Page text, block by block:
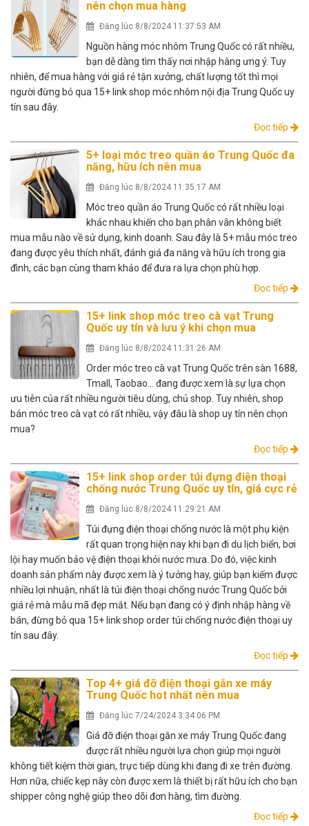
nên chọn mua hàng
Đăng lúc 8/8/2024 11:37:53 AM
Nguồn hàng móc nhôm Trung Quốc có rất nhiều,
bạn dễ dàng tìm thấy nơi nhập hàng ưng ý. Tuy
nhiên, để mua hàng với giá rẻ tận xưởng, chất lượng tốt thì mọi
người đừng bỏ qua 15+ link shop móc nhôm nội địa Trung Quốc uy
tín sau đây.
Đọc tiếp
5+ loại móc treo quần áo Trung Quốc đa
năng, hữu ích nên mua
Đăng lúc 8/8/2024 11:35:17 AM
Móc treo quần áo Trung Quốc có rất nhiều loại
khác nhau khiến cho bạn phân vân không biết
mua mẫu nào về sử dụng, kinh doanh. Sau đây là 5+ mẫu móc treo
đang được yêu thích nhất, đánh giá đa năng và hữu ích trong gia
đình, các bạn cùng tham khảo để đưa ra lựa chọn phù hợp.
Đọc tiếp
15+ link shop móc treo cà vạt Trung
Quốc uy tín và lưu ý khi chọn mua
Đăng lúc 8/8/2024 11:31:26 AM
Order móc treo cà vạt Trung Quốc trên sàn 1688,
Tmall, Taobao… đang được xem là sự lựa chọn
ưu tiên của rất nhiều người tiêu dùng, chủ shop. Tuy nhiên, shop
bán móc treo cà vạt có rất nhiều, vậy đâu là shop uy tín nên chọn
mua?
Đọc tiếp
15+ link shop order túi đựng điện thoại
chống nước Trung Quốc uy tín, giá cực rẻ
Đăng lúc 8/8/2024 11:29:21 AM
Túi đựng điện thoại chống nước là một phụ kiện
rất quan trọng hiện nay khi bạn đi du lịch biển, bơi
lội hay muốn bảo vệ điện thoại khỏi nước mưa. Do đó, việc kinh
doanh sản phẩm này được xem là ý tưởng hay, giúp bạn kiếm được
nhiều lợi nhuận, nhất là túi điện thoại chống nước Trung Quốc bởi
giá rẻ mà mẫu mã đẹp mắt. Nếu bạn đang có ý định nhập hàng về
bán, đừng bỏ qua 15+ link shop order túi chống nước điện thoại uy
tín sau đây.
Đọc tiếp
Top 4+ giá đỡ điện thoại gắn xe máy
Trung Quốc hot nhất nên mua
Đăng lúc 7/24/2024 3:34:06 PM
Giá đỡ điện thoại gắn xe máy Trung Quốc đang
được rất nhiều người lựa chọn giúp mọi người
không tiết kiệm thời gian, trực tiếp dùng khi đang đi xe trên đường.
Hơn nữa, chiếc kẹp này còn được xem là thiết bị rất hữu ích cho bạn
shipper công nghệ giúp theo dõi đơn hàng, tìm đường.
Đọc tiếp